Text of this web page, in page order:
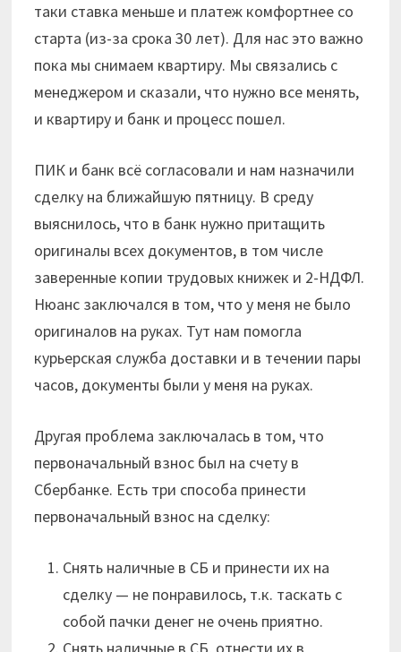
таки ставка меньше и платеж комфортнее со
старта (из-за срока 30 лет). Для нас это важно
пока мы снимаем квартиру. Мы связались с
менеджером и сказали, что нужно все менять,
и квартиру и банк и процесс пошел.
ПИК и банк всё согласовали и нам назначили
сделку на ближайшую пятницу. В среду
выяснилось, что в банк нужно притащить
оригиналы всех документов, в том числе
заверенные копии трудовых книжек и 2-НДФЛ.
Нюанс заключался в том, что у меня не было
оригиналов на руках. Тут нам помогла
курьерская служба доставки и в течении пары
часов, документы были у меня на руках.
Другая проблема заключалась в том, что
первоначальный взнос был на счету в
Сбербанке. Есть три способа принести
первоначальный взнос на сделку:
Снять наличные в СБ и принести их на
сделку — не понравилось, т.к. таскать с
собой пачки денег не очень приятно.